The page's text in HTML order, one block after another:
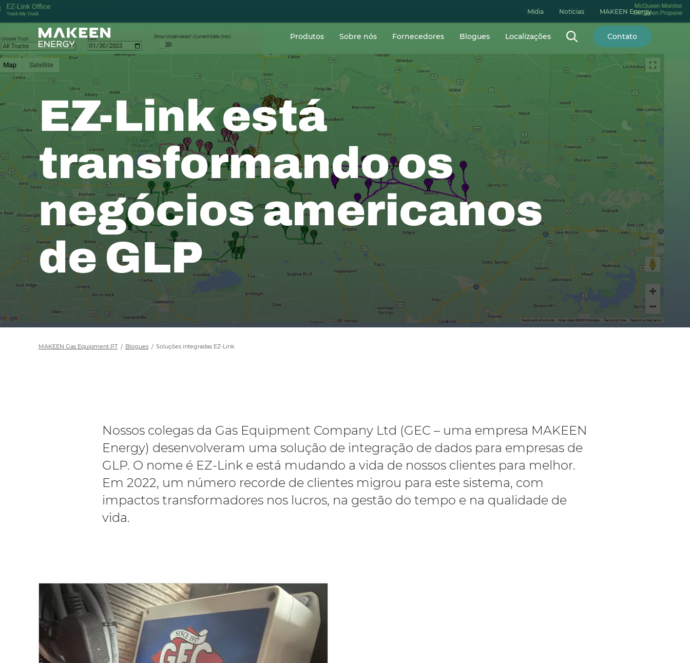
MAKEEN Gas Equipment Sede Produtos Sobre nós Fornecedores Blogues Localizações Contato
Mídia Notícias MAKEEN Energy
EZ-Link está
transformando os
negócios americanos
de GLP
MAKEEN Gas Equipment PT Blogues Soluções integradas EZ-Link
Nossos colegas da Gas Equipment Company Ltd (GEC – uma empresa MAKEEN
Energy) desenvolveram uma solução de integração de dados para empresas de
GLP. O nome é EZ-Link e está mudando a vida de nossos clientes para melhor.
Em 2022, um número recorde de clientes migrou para este sistema, com
impactos transformadores nos lucros, na gestão do tempo e na qualidade de
vida.